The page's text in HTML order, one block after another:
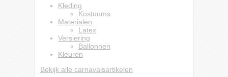
Kleding
Kostuums
Materialen
Latex
Versiering
Ballonnen
Kleuren
Bekijk alle carnavalsartikelen